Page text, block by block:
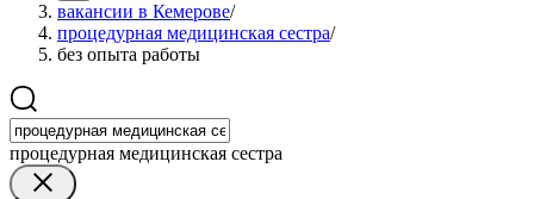
вакансии в Кемерове/
процедурная медицинская сестра/
без опыта работы
процедурная медицинская сестра